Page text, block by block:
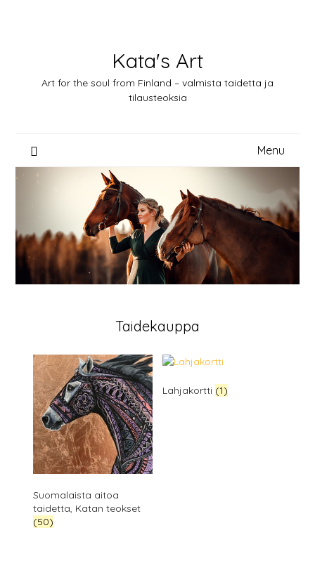
Kata's Art
Art for the soul from Finland – valmista taidetta ja
tilausteoksia
Menu
Taidekauppa
Suomalaista aitoa
taidetta, Katan teokset
(50)
Lahjakortti (1)